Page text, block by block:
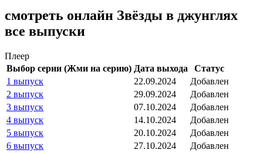
смотреть онлайн Звёзды в джунглях
все выпуски
Плеер
Выбор серии (Жми на серию) Дата выхода
Статус
1 выпуск
22.09.2024
Добавлен
2 выпуск
29.09.2024
Добавлен
3 выпуск
07.10.2024
Добавлен
4 выпуск
14.10.2024
Добавлен
5 выпуск
20.10.2024
Добавлен
6 выпуск
27.10.2024
Добавлен